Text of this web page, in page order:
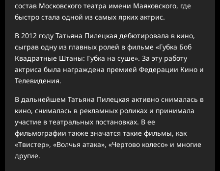
состав Московского театра имени Маяковского, где
быстро стала одной из самых ярких актрис.
В 2012 году Татьяна Пилецкая дебютировала в кино,
сыграв одну из главных ролей в фильме «Губка Боб
Квадратные Штаны: Губка на суше». За эту работу
актриса была награждена премией Федерации Кино и
Телевидения.
В дальнейшем Татьяна Пилецкая активно снималась в
кино, снималась в рекламных роликах и принимала
участие в театральных постановках. В ее
фильмографии также значатся такие фильмы, как
«Твистер», «Волчья атака», «Чертово колесо» и многие
другие.